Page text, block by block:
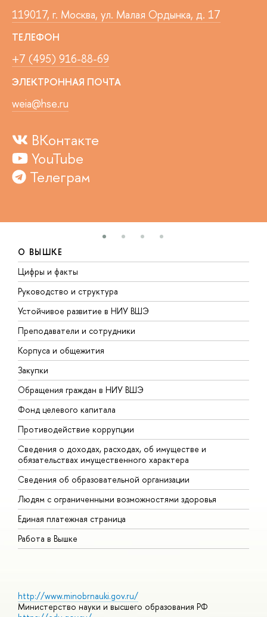
119017, г. Москва, ул. Малая Ордынка, д. 17
ТЕЛЕФОН
+7 (495) 916-88-69
ЭЛЕКТРОННАЯ ПОЧТА
weia@hse.ru
ВКонтакте
YouTube
Телеграм
О ВЫШКЕ
Цифры и факты
Руководство и структура
Устойчивое развитие в НИУ ВШЭ
Преподаватели и сотрудники
Корпуса и общежития
Закупки
Обращения граждан в НИУ ВШЭ
Фонд целевого капитала
Противодействие коррупции
Сведения о доходах, расходах, об имуществе и
обязательствах имущественного характера
Сведения об образовательной организации
Людям с ограниченными возможностями здоровья
Единая платежная страница
Работа в Вышке
http://www.minobrnauki.gov.ru/
Министерство науки и высшего образования РФ